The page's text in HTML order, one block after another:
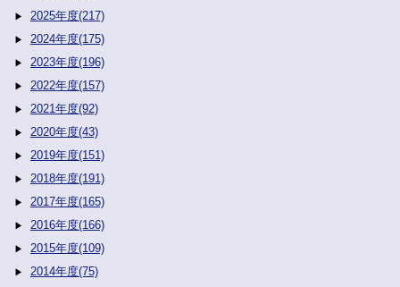
2025年度(217)
2024年度(175)
2023年度(196)
2022年度(157)
2021年度(92)
2020年度(43)
2019年度(151)
2018年度(191)
2017年度(165)
2016年度(166)
2015年度(109)
2014年度(75)